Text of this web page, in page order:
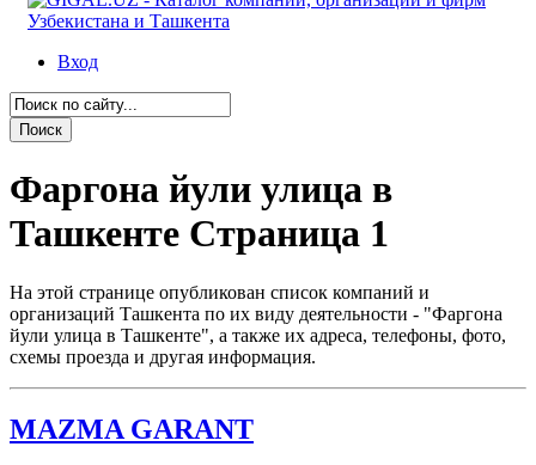
Вход
Фаргона йули улица в
Ташкенте Страница 1
На этой странице опубликован список компаний и
организаций Ташкента по их виду деятельности - "Фаргона
йули улица в Ташкенте", а также их адреса, телефоны, фото,
схемы проезда и другая информация.
MAZMA GARANT